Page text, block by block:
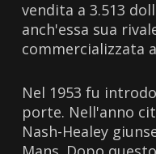
vendita a 3.513
anch'essa sua
commercializzata
Nel 1953 fu
porte. Nell'anno
Nash-Healey